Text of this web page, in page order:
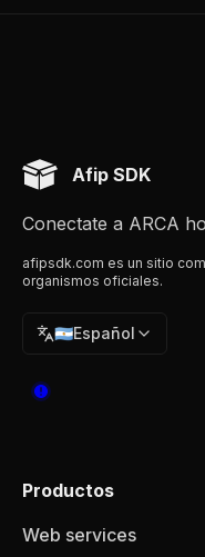
Afip SDK
Conectate a ARCA
afipsdk.com es un sitio
organismos oficiales.
🇦🇷Español
Productos
Web services